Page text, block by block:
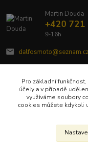
Martin Douda
+420 721
9-16h
dalfosmoto@seznam.cz
Pro základní
účely a v případě
využíváme soubory
cookies můžete kdykoli